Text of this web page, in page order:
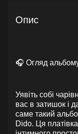
Опис
🎧 Огляд
Уявіть собі
вас в затишок і
саме такий
Dido. Ця